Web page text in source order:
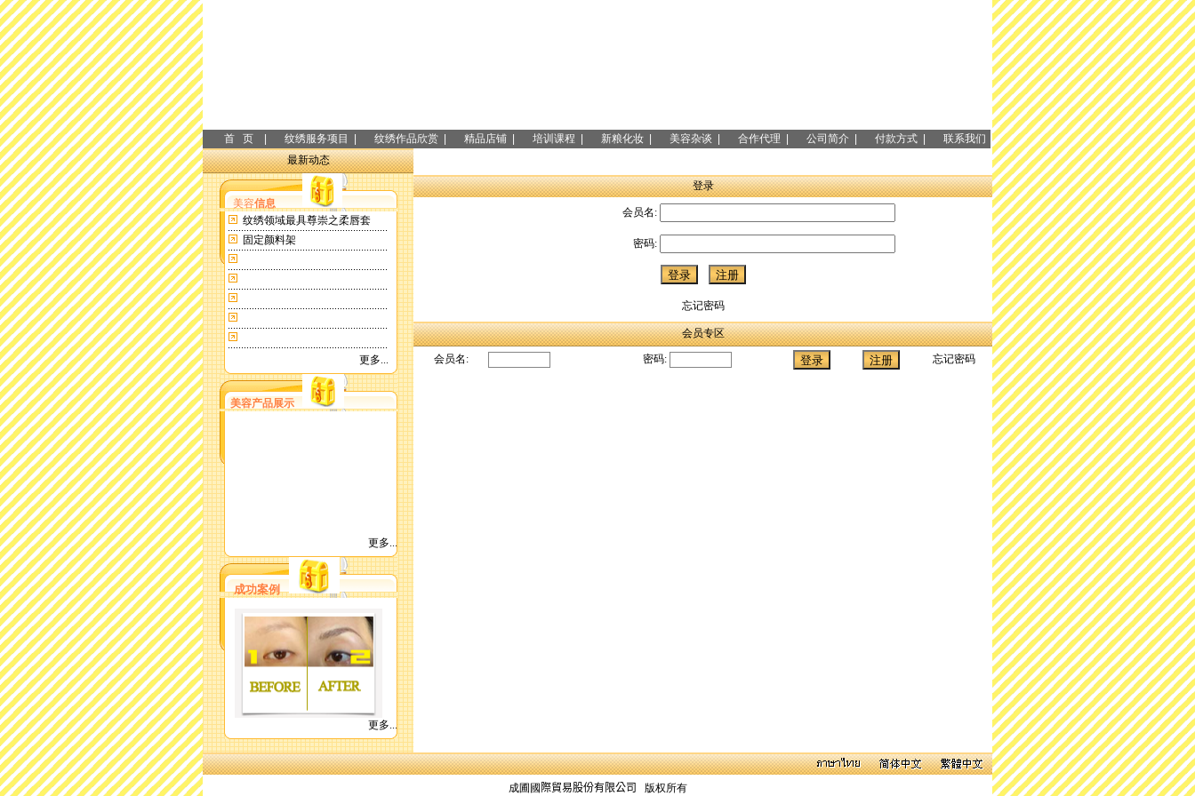
首 页 | 纹绣服务项目 | 纹绣作品欣赏 | 精品店铺 | 培训课程 | 新粮化妆 | 美容杂谈 | 合作代理 | 公司简介 | 付款方式 |
联系我们
最新动态
美容信息
纹绣领域最具尊崇之柔唇套
固定颜料架
更多...
美容产品展示
更多...
成功案例
更多...
登录
会员名:
密码:
忘记密码
会员专区
会员名: 密码: 忘记密码
成圃國 際貿易股份有限公司 版权所有